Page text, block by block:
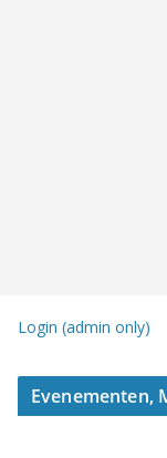
Login (admin only)
Evenementen,